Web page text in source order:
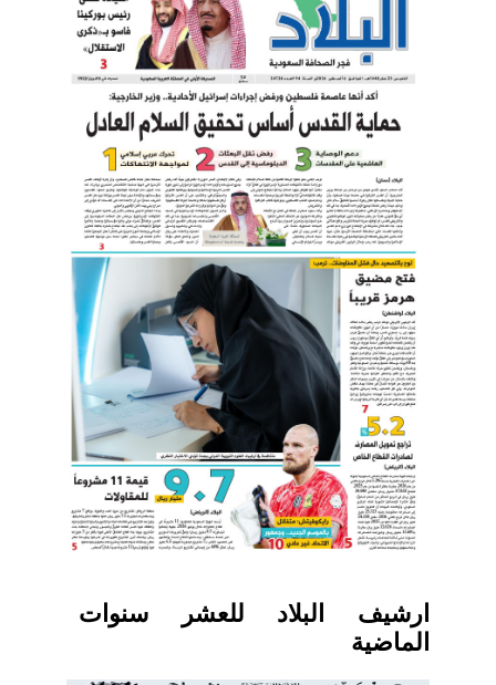
ارشيف البلاد للعشر سنوات
الماضية